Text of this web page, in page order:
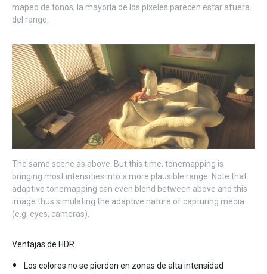
mapeo de tonos, la mayoría de los píxeles parecen estar afuera
del rango.
The same scene as above. But this time, tonemapping is
bringing most intensities into a more plausible range. Note that
adaptive tonemapping can even blend between above and this
image thus simulating the adaptive nature of capturing media
(e.g. eyes, cameras).
Ventajas de HDR
Los colores no se pierden en zonas de alta intensidad